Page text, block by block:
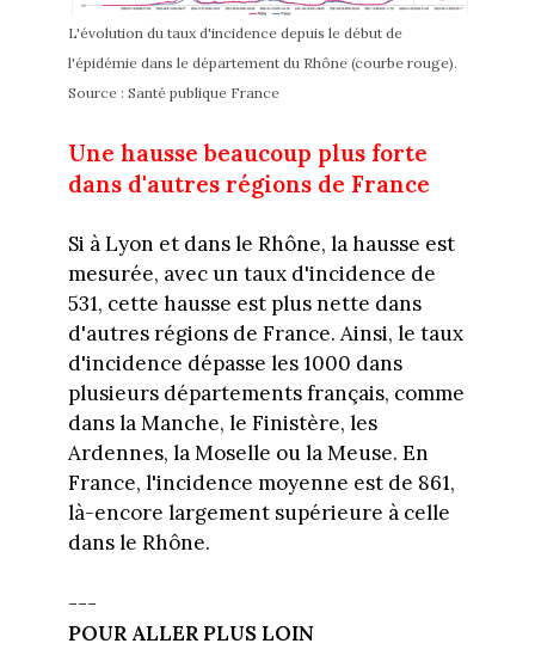
L'évolution du taux d'incidence depuis le début de
l'épidémie dans le département du Rhône (courbe rouge).
Source : Santé publique France
Une hausse beaucoup plus forte
dans d'autres régions de France
Si à Lyon et dans le Rhône, la hausse est
mesurée, avec un taux d'incidence de
531, cette hausse est plus nette dans
d'autres régions de France. Ainsi, le taux
d'incidence dépasse les 1000 dans
plusieurs départements français, comme
dans la Manche, le Finistère, les
Ardennes, la Moselle ou la Meuse. En
France, l'incidence moyenne est de 861,
là-encore largement supérieure à celle
dans le Rhône.
---
POUR ALLER PLUS LOIN